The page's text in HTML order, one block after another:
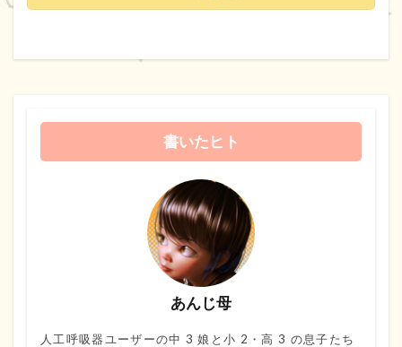
書いたヒト
あんじ母
人工呼吸器ユーザーの中 3 娘と小 2・高 3 の息子たち